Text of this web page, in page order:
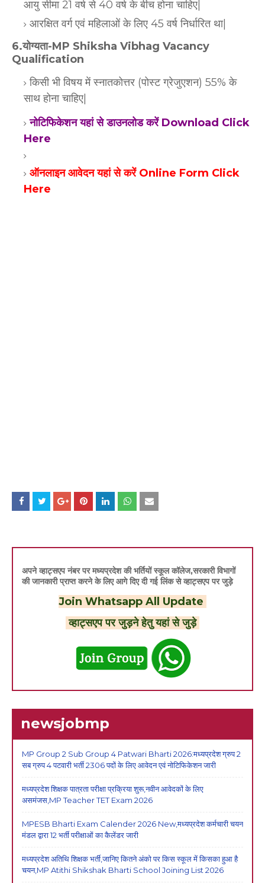
आयु सीमा 21 वर्ष से 40 वर्ष के बीच होना चाहिए|
आरक्षित वर्ग एवं महिलाओं के लिए 45 वर्ष निर्धारित था|
6.योग्यता-MP Shiksha Vibhag Vacancy
Qualification
किसी भी विषय में स्नातकोत्तर (पोस्ट ग्रेजुएशन) 55% के
साथ होना चाहिए|
नोटिफिकेशन यहां से डाउनलोड करें Download Click
Here
ऑनलाइन आवेदन यहां से करें Online Form Click
Here
अपने व्हाट्सएप नंबर पर मध्यप्रदेश की भर्तियों स्कूल कॉलेज,सरकारी विभागों
की जानकारी प्राप्त करने के लिए आगे दिए दी गई लिंक से व्हाट्सएप पर जुड़े
Join Whatsapp All Update
व्हाट्सएप पर जुड़ने हेतु यहां से जुड़े
newsjobmp
MP Group 2 Sub Group 4 Patwari Bharti 2026:मध्यप्रदेश ग्रुप 2
सब ग्रुप 4 पटवारी भर्ती 2306 पदों के लिए आवेदन एवं नोटिफिकेशन जारी
मध्यप्रदेश शिक्षक पात्रता परीक्षा प्रक्रिया शुरू,नवीन आवेदकों के लिए
असमंजस,MP Teacher TET Exam 2026
MPESB Bharti Exam Calender 2026 New,मध्यप्रदेश कर्मचारी चयन
मंडल द्वारा 12 भर्ती परीक्षाओं का कैलेंडर जारी
मध्यप्रदेश अतिथि शिक्षक भर्ती,जानिए कितने अंको पर किस स्कूल में किसका हुआ है
चयन,MP Atithi Shikshak Bharti School Joining List 2026